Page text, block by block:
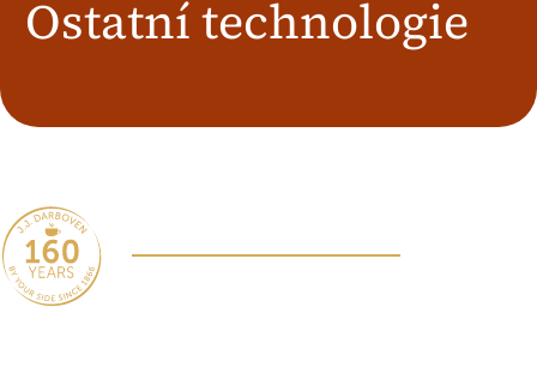
Ostatní technologie